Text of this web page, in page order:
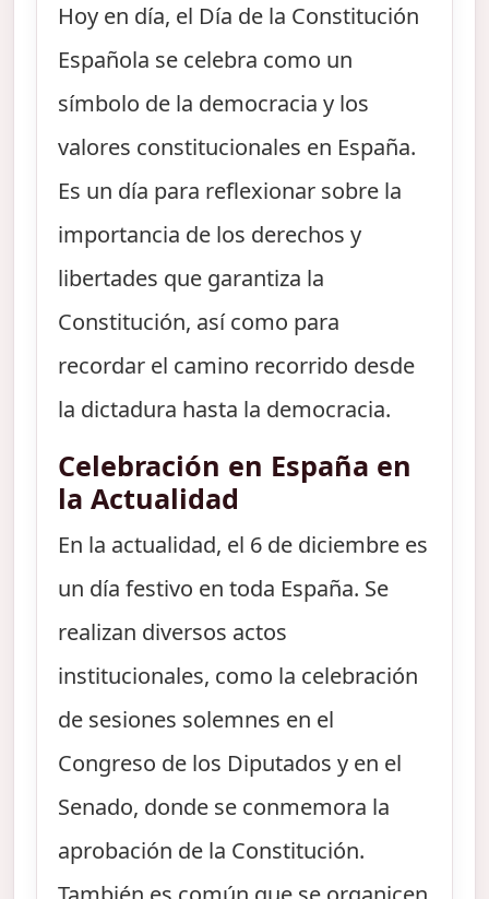
Hoy en día, el Día de la Constitución
Española se celebra como un
símbolo de la democracia y los
valores constitucionales en España.
Es un día para reflexionar sobre la
importancia de los derechos y
libertades que garantiza la
Constitución, así como para
recordar el camino recorrido desde
la dictadura hasta la democracia.
Celebración en España en
la Actualidad
En la actualidad, el 6 de diciembre es
un día festivo en toda España. Se
realizan diversos actos
institucionales, como la celebración
de sesiones solemnes en el
Congreso de los Diputados y en el
Senado, donde se conmemora la
aprobación de la Constitución.